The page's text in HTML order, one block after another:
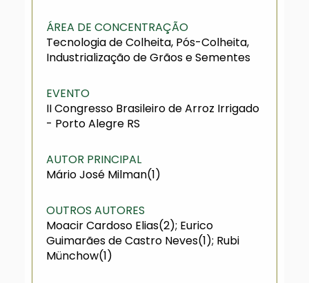
ÁREA DE CONCENTRAÇÃO
Tecnologia de Colheita, Pós-Colheita,
Industrialização de Grãos e Sementes
EVENTO
II Congresso Brasileiro de Arroz Irrigado
- Porto Alegre RS
AUTOR PRINCIPAL
Mário José Milman(1)
OUTROS AUTORES
Moacir Cardoso Elias(2); Eurico
Guimarães de Castro Neves(1); Rubi
Münchow(1)